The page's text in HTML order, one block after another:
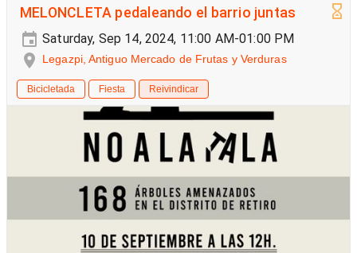
MELONCLETA pedaleando el barrio juntas
Saturday, Sep 14, 2024, 11:00 AM-01:00 PM
Legazpi, Antiguo Mercado de Frutas y Verduras
Bicicletada Fiesta Reivindicar